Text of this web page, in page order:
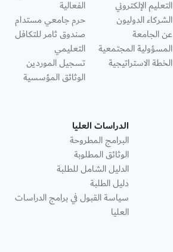
التعليم الإلكتروني
الشركاء الدوليون
عن الجامعة
المسؤولية المجتمعية
الخطة الاستراتيجية
الفعالية
حرم جامعي مستدام
صندوق ثامر للتكافل
التعليمي
تسجيل الموردين
الوثائق المؤسسية
الدراسات العليا
البرامج المطروحة
الوثائق المطلوبة
الدليل الشامل للطلبة
دليل الطلبة
سياسة القبول في برامج الدراسات
العليا